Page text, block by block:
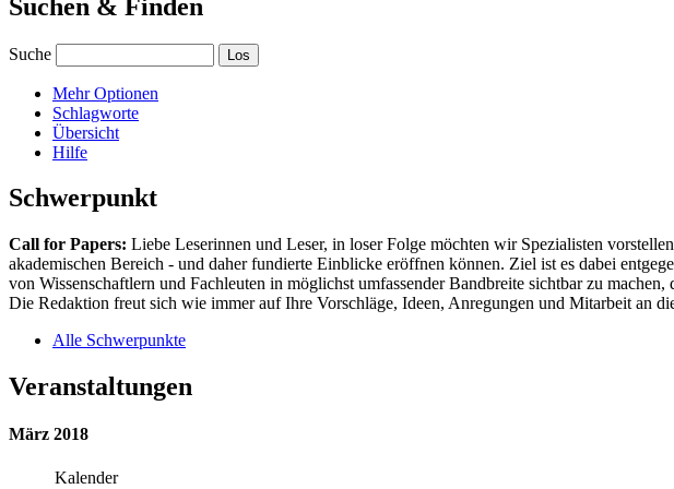
Suchen & Finden
Suche
Mehr Optionen
Schlagworte
Übersicht
Hilfe
Schwerpunkt
Call for Papers: Liebe Leserinnen und Leser, in loser Folge möchten wir Spezialisten
akademischen Bereich - und daher fundierte Einblicke eröffnen können. Ziel ist es dabei
von Wissenschaftlern und Fachleuten in möglichst umfassender Bandbreite sichtbar zu
Die Redaktion freut sich wie immer auf Ihre Vorschläge, Ideen, Anregungen und Mitarbeit an
Alle Schwerpunkte
Veranstaltungen
März 2018
Kalender